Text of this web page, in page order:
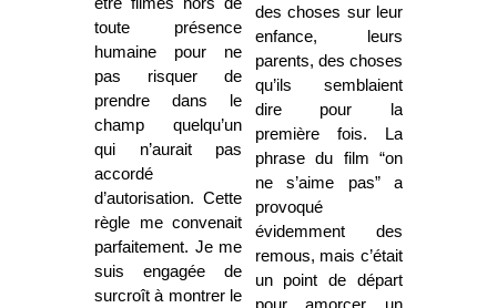
toute présence
humaine pour ne
pas risquer de
prendre dans le
champ quelqu’un
qui n’aurait pas
accordé
d’autorisation. Cette
règle me convenait
parfaitement. Je me
suis engagée de
surcroît à montrer le
des choses sur leur
enfance, leurs
parents, des choses
qu’ils semblaient
dire pour la
première fois. La
phrase du film “on
ne s’aime pas” a
provoqué
évidemment des
remous, mais c’était
un point de départ